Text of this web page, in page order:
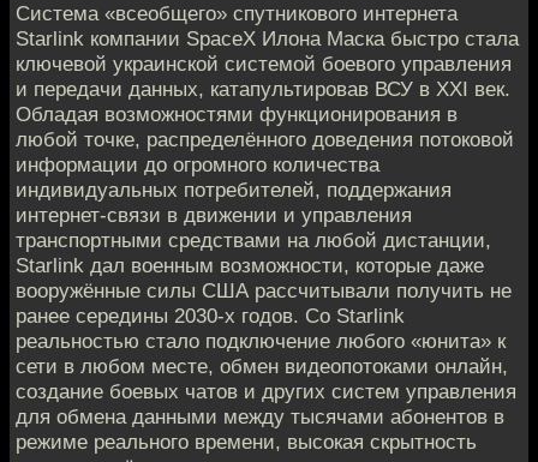
Система «всеобщего» спутникового интернета
Starlink компании SpaceX Илона Маска быстро стала
ключевой украинской системой боевого управления
и передачи данных, катапультировав ВСУ в XXI век.
Обладая возможностями функционирования в
любой точке, распределённого доведения потоковой
информации до огромного количества
индивидуальных потребителей, поддержания
интернет-связи в движении и управления
транспортными средствами на любой дистанции,
Starlink дал военным возможности, которые даже
вооружённые силы США рассчитывали получить не
ранее середины 2030-х годов. Со Starlink
реальностью стало подключение любого «юнита» к
сети в любом месте, обмен видеопотоками онлайн,
создание боевых чатов и других систем управления
для обмена данными между тысячами абонентов в
режиме реального времени, высокая скрытность